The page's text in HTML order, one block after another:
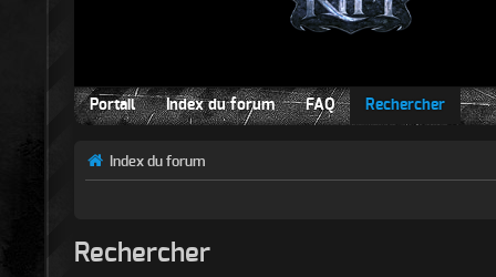
Portail Index du forum FAQ Rechercher
Index du forum
Rechercher